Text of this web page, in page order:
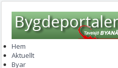
Hem
Aktuellt
Byar